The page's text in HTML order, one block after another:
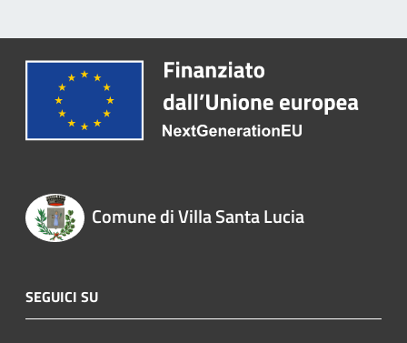
Comune di Villa Santa Lucia
SEGUICI SU